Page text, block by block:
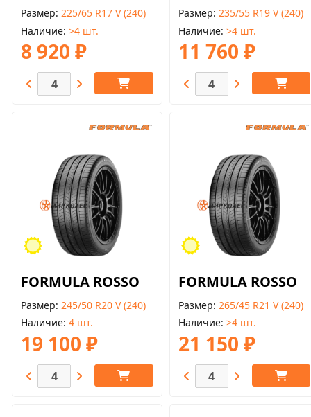
Размер 225/65 R17 V (240)
Наличие >4 шт.
8 920 ₽
Размер 235/55 R19 V (240)
Наличие >4 шт.
11 760 ₽
FORMULA ROSSO
Размер 245/50 R20 V (240)
Наличие 4 шт.
19 100 ₽
FORMULA ROSSO
Размер 265/45 R21 V (240)
Наличие >4 шт.
21 150 ₽